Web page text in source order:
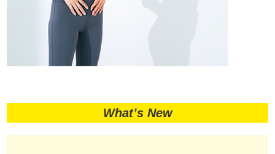
What’s New